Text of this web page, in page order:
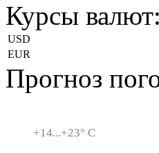
Курсы валют:
USD
EUR
Прогноз
+14...+23° C